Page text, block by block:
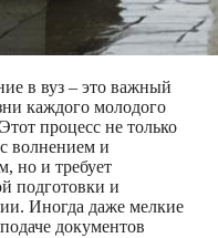
в вуз – это важный
каждого молодого
процесс не только
волнением и
но и требует
подготовки и
Иногда даже мелкие
документов